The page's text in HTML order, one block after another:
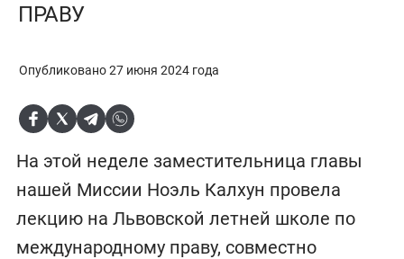
ПРАВУ
Опубликовано 27 июня 2024 года
На этой неделе заместительница главы
нашей Миссии Ноэль Калхун провела
лекцию на Львовской летней школе по
международному праву, совместно